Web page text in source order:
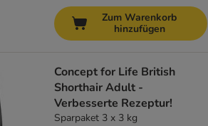
Zum Warenkorb
hinzufügen
Concept for Life British
Shorthair Adult -
Verbesserte Rezeptur!
Sparpaket 3 x 3 kg